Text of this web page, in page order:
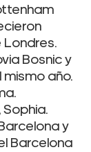
Londres.
Bosnic y
mismo año.
Sophia.
y
Barcelona